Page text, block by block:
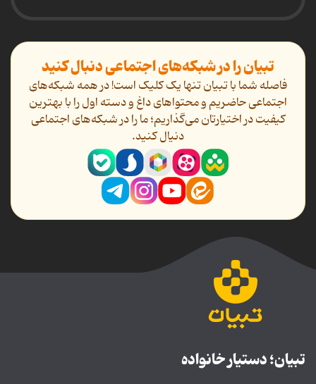
تبیان را در شبکه‌های اجتماعی دنبال کنید
فاصله شما با تبیان تنها یک کلیک است! در همه شبکه‌های
اجتماعی حاضریم و محتواهای داغ و دسته اول را با بهترین
کیفیت در اختیارتان می‌گذاریم؛ ما را در شبکه‌های اجتماعی
دنیال کنید.
تبیان؛ دستیار خانواده